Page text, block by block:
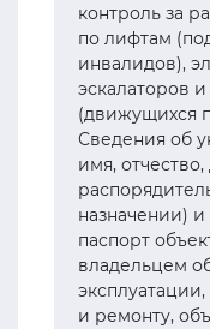
контроль за
по лифтам
инвалидов),
эскалаторов
(движущихся
Сведения об
имя,
назначении) и
паспорт
владельцем
и ремонту,